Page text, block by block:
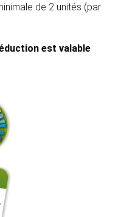
de 2 unités (par
est valable